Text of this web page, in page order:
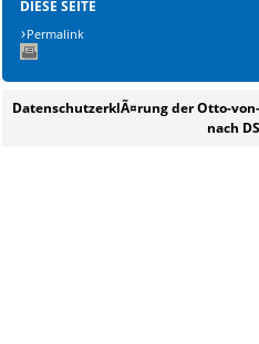
DIESE SEITE
Permalink
DatenschutzerklÃ¤rung der Otto-
nach